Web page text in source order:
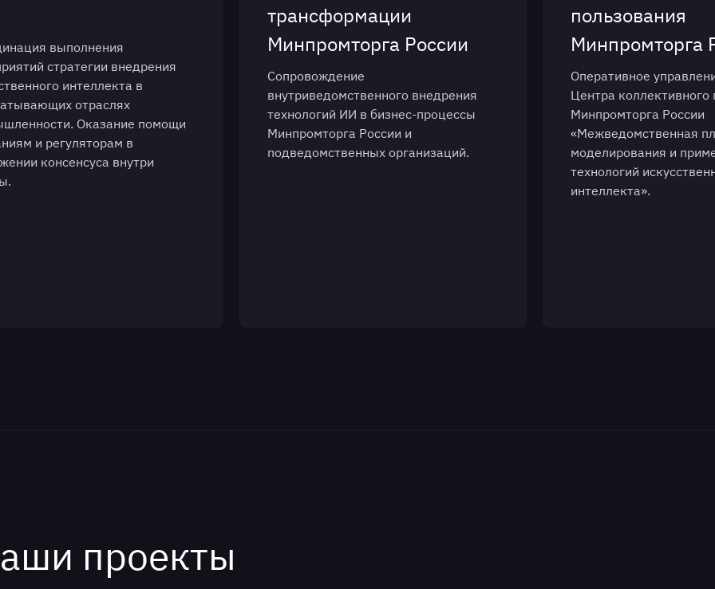
выполнения
стратегии внедрения
интеллекта в
отраслях
Оказание помощи
и регуляторам в
консенсуса внутри
трансформации
Минпромторга России
Сопровождение
внутриведомственного внедрения
технологий ИИ в бизнес-процессы
Минпромторга России и
подведомственных организаций.
пользования
Минпромторга
Оперативное
Центра коллективного
Минпромторга России
«Межведомственная
моделирования и
технологий
интеллекта».
проекты